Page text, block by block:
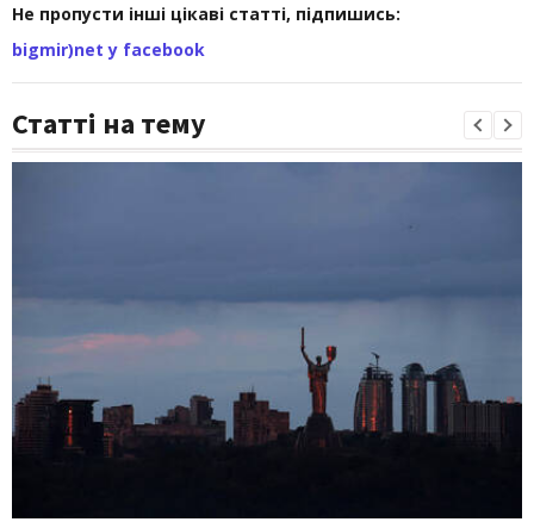
Не пропусти інші цікаві статті, підпишись:
bigmir)net у facebook
Статті на тему